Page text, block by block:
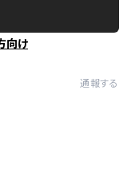
向け
通報する